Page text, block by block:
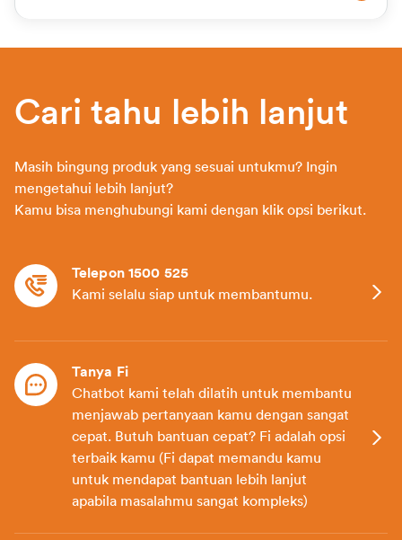
Cari tahu lebih lanjut
Masih bingung produk yang sesuai untukmu? Ingin
mengetahui lebih lanjut?
Kamu bisa menghubungi kami dengan klik opsi berikut.
Telepon 1500 525
Kami selalu siap untuk membantumu.
Tanya Fi
Chatbot kami telah dilatih untuk membantu
menjawab pertanyaan kamu dengan sangat
cepat. Butuh bantuan cepat? Fi adalah opsi
terbaik kamu (Fi dapat memandu kamu
untuk mendapat bantuan lebih lanjut
apabila masalahmu sangat kompleks)